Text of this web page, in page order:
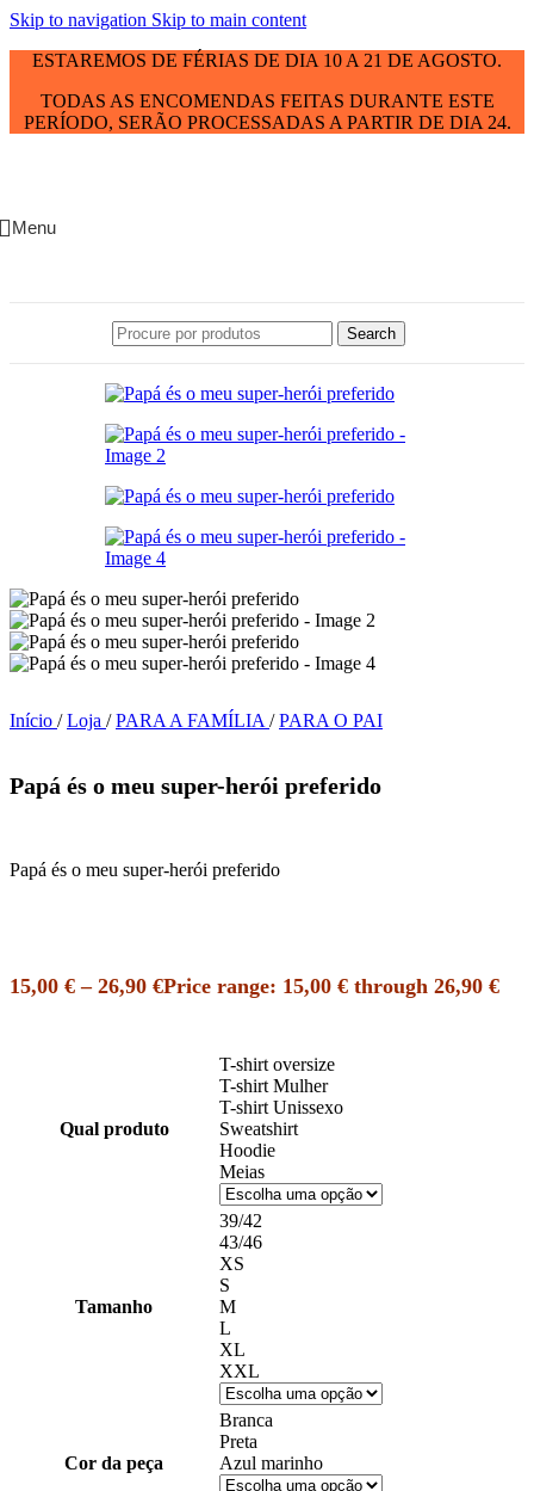
Skip to navigation Skip to main content
ESTAREMOS DE FÉRIAS DE DIA 10 A 21 DE AGOSTO.
TODAS AS ENCOMENDAS FEITAS DURANTE ESTE
PERÍODO, SERÃO PROCESSADAS A PARTIR DE DIA 24.
Menu
Search
Início / Loja / PARA A FAMÍLIA / PARA O PAI
Papá és o meu super-herói preferido
Papá és o meu super-herói preferido
15,00 € – 26,90 €Price range: 15,00 € through 26,90 €
Qual produto
T-shirt oversize
T-shirt Mulher
T-shirt Unissexo
Sweatshirt
Hoodie
Meias
Tamanho
39/42
43/46
XS
S
M
L
XL
XXL
Cor da peça
Branca
Preta
Azul marinho